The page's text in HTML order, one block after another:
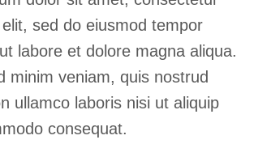
sed do eiusmod tempor
labore et dolore magna aliqua.
minim veniam, quis nostrud
ullamco laboris nisi ut aliquip
consequat.